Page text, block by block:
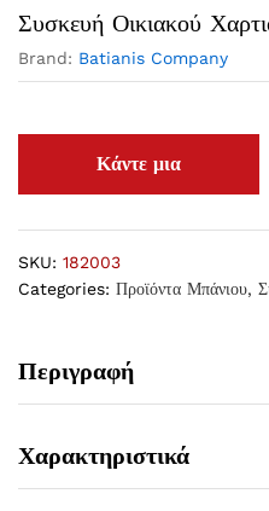
Συσκευή Οικιακού
Brand: Batianis Company
SKU: 182003
Categories: Προϊόντα Μπάνιου,
Περιγραφή
Χαρακτηριστικά